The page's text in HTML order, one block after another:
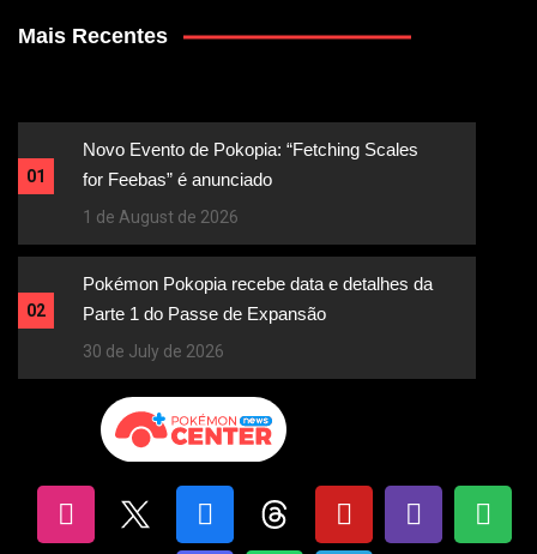
Mais Recentes
01
Novo Evento de Pokopia: “Fetching Scales
for Feebas” é anunciado
1 de August de 2026
02
Pokémon Pokopia recebe data e detalhes da
Parte 1 do Passe de Expansão
30 de July de 2026